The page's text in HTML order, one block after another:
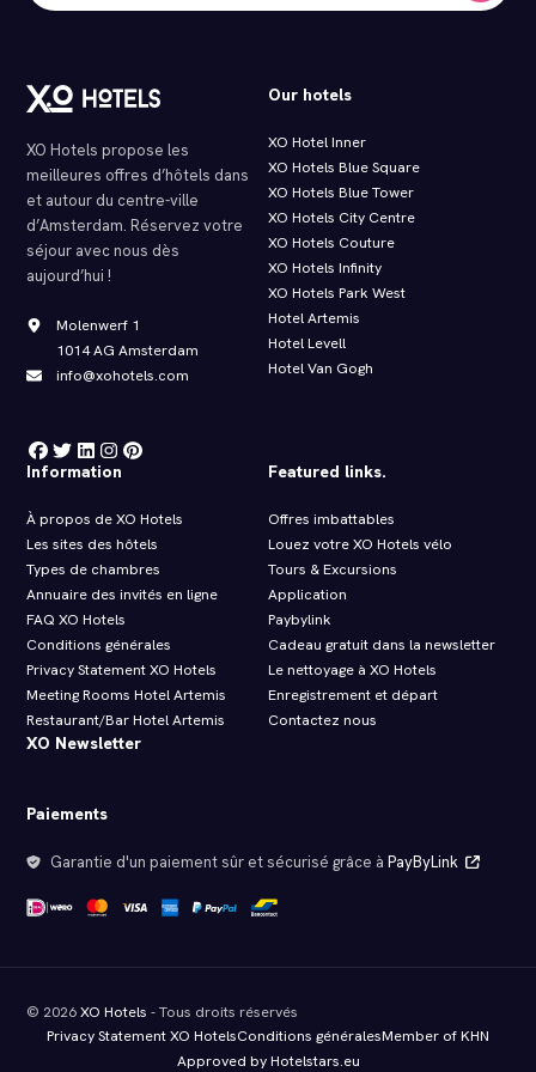
XO Hotels propose les
meilleures offres d’hôtels dans
et autour du centre-ville
d’Amsterdam. Réservez votre
séjour avec nous dès
aujourd’hui !
Molenwerf 1
1014 AG Amsterdam
info@xohotels.com
Our hotels
XO Hotel Inner
XO Hotels Blue Square
XO Hotels Blue Tower
XO Hotels City Centre
XO Hotels Couture
XO Hotels Infinity
XO Hotels Park West
Hotel Artemis
Hotel Levell
Hotel Van Gogh
Information
À propos de XO Hotels
Les sites des hôtels
Types de chambres
Annuaire des invités en ligne
FAQ XO Hotels
Conditions générales
Privacy Statement XO Hotels
Meeting Rooms Hotel Artemis
Restaurant/Bar Hotel Artemis
Featured links.
Offres imbattables
Louez votre XO Hotels vélo
Tours & Excursions
Application
Paybylink
Cadeau gratuit dans la newsletter
Le nettoyage à XO Hotels
Enregistrement et départ
Contactez nous
XO Newsletter
Paiements
Garantie d'un paiement sûr et sécurisé grâce àPayByLink
© 2026XO Hotels - Tous droits réservés
Privacy Statement XO HotelsConditions généralesMember of KHN
Approved by Hotelstars.eu